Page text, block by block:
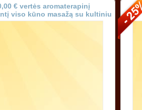
€ vertės aromaterapinį
viso kūno masažą su kultiniu
(trukmė 90 min.)!